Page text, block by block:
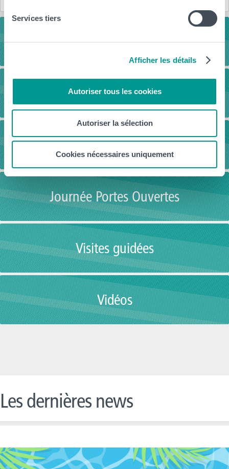
Services tiers
Afficher les détails
Autoriser tous les cookies
Autoriser la sélection
Cookies nécessaires uniquement
Télécharge la brochure
Cours préparatoires
Cours Ouverts
Journée Portes Ouvertes
Visites guidées
Vidéos
Les dernières news